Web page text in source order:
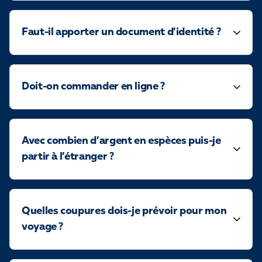
Faut-il apporter un document d’identité ?
Doit-on commander en ligne ?
Avec combien d’argent en espèces puis-je
partir à l’étranger ?
Quelles coupures dois-je prévoir pour mon
voyage ?